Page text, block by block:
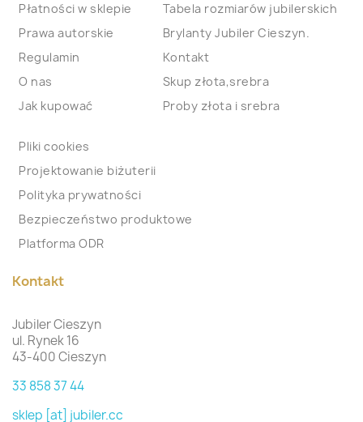
Płatności w sklepie
Prawa autorskie
Regulamin
O nas
Jak kupować
Tabela rozmiarów jubilerskich
Brylanty Jubiler Cieszyn.
Kontakt
Skup złota,srebra
Proby złota i srebra
Pliki cookies
Projektowanie biżuterii
Polityka prywatności
Bezpieczeństwo produktowe
Platforma ODR
Kontakt
Jubiler Cieszyn
ul. Rynek 16
43-400 Cieszyn
33 858 37 44
sklep [at] jubiler.cc